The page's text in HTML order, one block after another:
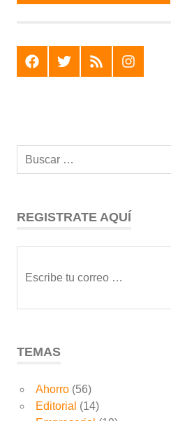
F T R I
REGISTRATE AQUÍ
TEMAS
Ahorro(56)
Editorial (14)